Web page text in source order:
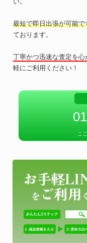
最短で即日出張が可能で
ております。
丁寧かつ迅速な査定を心
軽にご利用ください！
こ